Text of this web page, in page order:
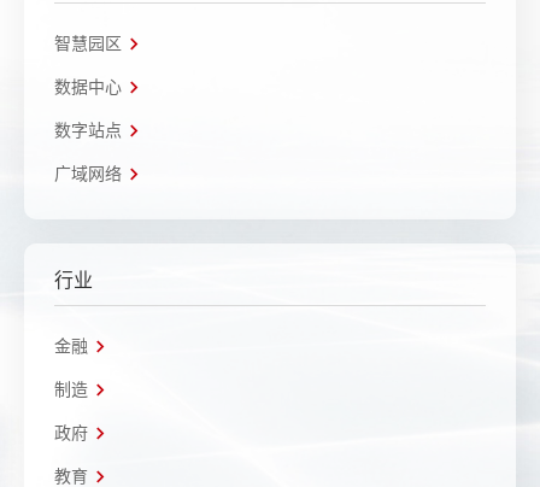
智慧园区
数据中心
数字站点
广域网络
行业
金融
制造
政府
教育